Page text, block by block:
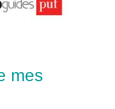
mes